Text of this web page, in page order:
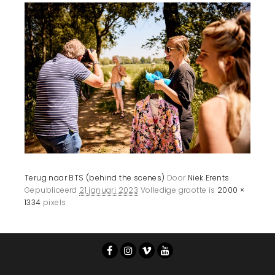
Terug naar BTS (behind the scenes) Door Niek Erents
Gepubliceerd 21 januari 2023 Volledige grootte is 2000 ×
1334 pixels